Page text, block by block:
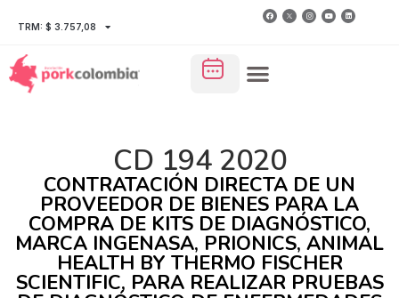
TRM: $ 3.757,08
CD 194 2020
CONTRATACIÓN DIRECTA DE UN
PROVEEDOR DE BIENES PARA LA
COMPRA DE KITS DE DIAGNÓSTICO,
MARCA INGENASA, PRIONICS, ANIMAL
HEALTH BY THERMO FISCHER
SCIENTIFIC, PARA REALIZAR PRUEBAS